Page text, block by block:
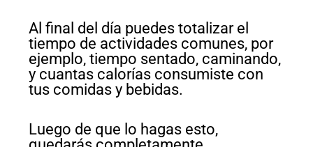
Al final del día puedes totalizar el
tiempo de actividades comunes, por
ejemplo, tiempo sentado, caminando,
y cuantas calorías consumiste con
tus comidas y bebidas.
Luego de que lo hagas esto,